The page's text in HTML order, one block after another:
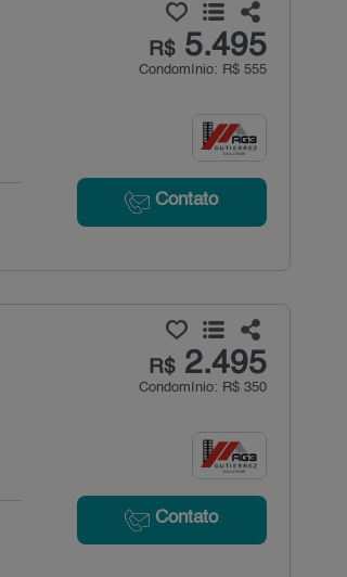
R$5.495
Condomínio: R$ 555
Contato
R$2.495
Condomínio: R$ 350
Contato